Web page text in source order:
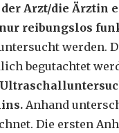
Arzt/die Ärztin
reibungslos
werden.
begutachtet
Anhand
Die ersten